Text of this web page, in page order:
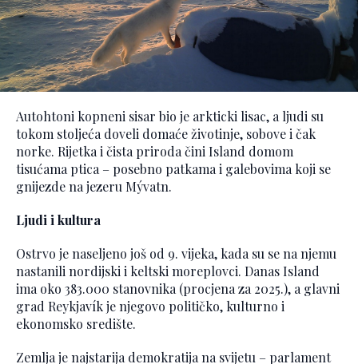
Autohtoni kopneni sisar bio je arkticki lisac, a ljudi su
tokom stoljeća doveli domaće životinje, sobove i čak
norke. Rijetka i čista priroda čini Island domom
tisućama ptica – posebno patkama i galebovima koji se
gnijezde na jezeru Mývatn.
Ljudi i kultura
Ostrvo je naseljeno još od 9. vijeka, kada su se na njemu
nastanili nordijski i keltski moreplovci. Danas Island
ima oko 383.000 stanovnika (procjena za 2025.), a glavni
grad Reykjavík je njegovo političko, kulturno i
ekonomsko središte.
Zemlja je najstarija demokratija na svijetu – parlament